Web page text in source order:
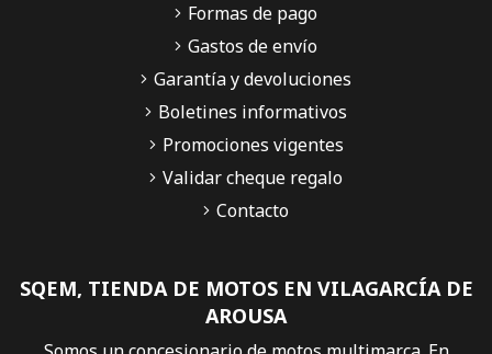
SQEM, TIENDA DE MOTOS EN VILAGARCÍA DE
AROUSA
Formas de pago
Gastos de envío
Garantía y devoluciones
Boletines informativos
Promociones vigentes
Validar cheque regalo
Contacto